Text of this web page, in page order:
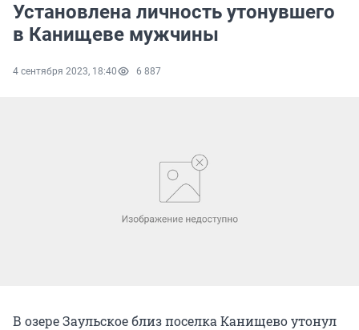
Установлена личность утонувшего
в Канищеве мужчины
4 сентября 2023, 18:40 6 887
В озере Заульское близ поселка Канищево утонул